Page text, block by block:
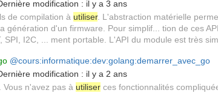
modification : il y a 3 ans
de compilation à utiliser. L'abstraction matérielle
génération d'un firmware. Pour simplif... tion de ces
SPI, I2C, ... ment portable. L'API du module est très
@cours:informatique:dev:golang:demarrer_avec_go
modification : il y a 2 ans
Vous n'avez pas à utiliser ces fonctionnalités